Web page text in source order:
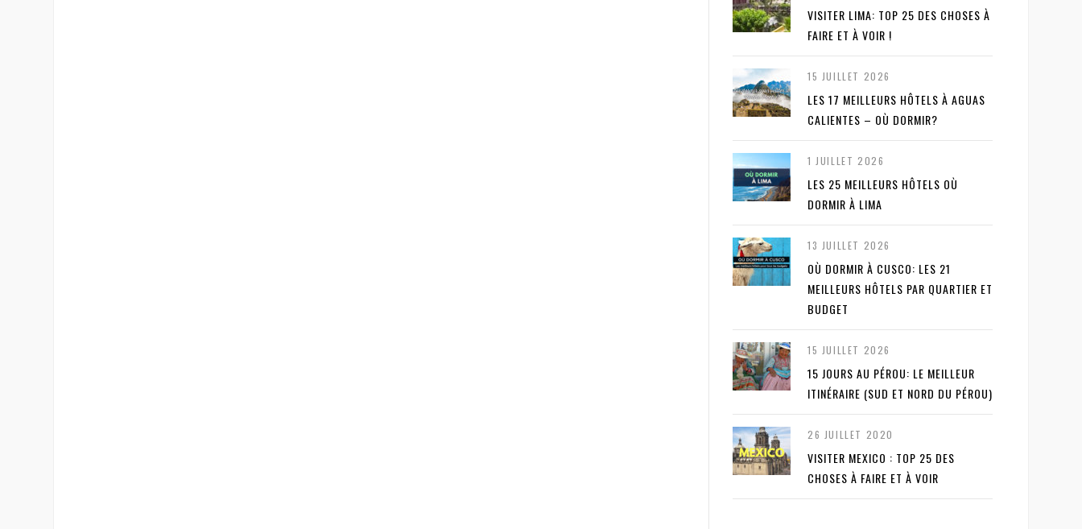
VISITER LIMA: TOP 25 DES CHOSES À
FAIRE ET À VOIR !
15 JUILLET 2026
LES 17 MEILLEURS HÔTELS À AGUAS
CALIENTES – OÙ DORMIR?
1 JUILLET 2026
LES 25 MEILLEURS HÔTELS OÙ
DORMIR À LIMA
13 JUILLET 2026
OÙ DORMIR À CUSCO: LES 21
MEILLEURS HÔTELS PAR QUARTIER ET
BUDGET
15 JUILLET 2026
15 JOURS AU PÉROU: LE MEILLEUR
ITINÉRAIRE (SUD ET NORD DU PÉROU)
26 JUILLET 2020
VISITER MEXICO : TOP 25 DES
CHOSES À FAIRE ET À VOIR